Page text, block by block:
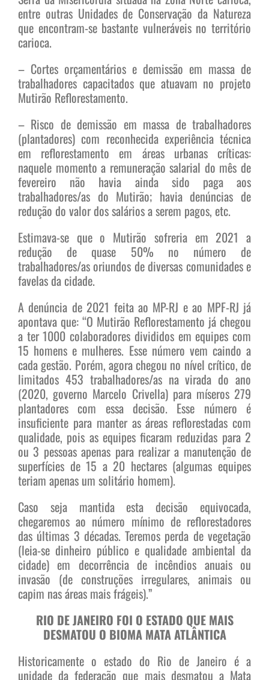
entre outras Unidades de Conservação da Natureza
que encontram-se bastante vulneráveis no território
carioca.
– Cortes orçamentários e demissão em massa de
trabalhadores capacitados que atuavam no projeto
Mutirão Reflorestamento.
– Risco de demissão em massa de trabalhadores
(plantadores) com reconhecida experiência técnica
em reflorestamento em áreas urbanas críticas:
naquele momento a remuneração salarial do mês de
fevereiro não havia ainda sido paga aos
trabalhadores/as do Mutirão; havia denúncias de
redução do valor dos salários a serem pagos, etc.
Estimava-se que o Mutirão sofreria em 2021 a
redução de quase 50% no número de
trabalhadores/as oriundos de diversas comunidades e
favelas da cidade.
A denúncia de 2021 feita ao MP-RJ e ao MPF-RJ já
apontava que: “O Mutirão Reflorestamento já chegou
a ter 1000 colaboradores divididos em equipes com
15 homens e mulheres. Esse número vem caindo a
cada gestão. Porém, agora chegou no nível crítico, de
limitados 453 trabalhadores/as na virada do ano
(2020, governo Marcelo Crivella) para míseros 279
plantadores com essa decisão. Esse número é
insuficiente para manter as áreas reflorestadas com
qualidade, pois as equipes ficaram reduzidas para 2
ou 3 pessoas apenas para realizar a manutenção de
superfícies de 15 a 20 hectares (algumas equipes
teriam apenas um solitário homem).
Caso seja mantida esta decisão equivocada,
chegaremos ao número mínimo de reflorestadores
das últimas 3 décadas. Teremos perda de vegetação
(leia-se dinheiro público e qualidade ambiental da
cidade) em decorrência de incêndios anuais ou
invasão (de construções irregulares, animais ou
capim nas áreas mais frágeis).”
RIO DE JANEIRO FOI O ESTADO QUE MAIS
DESMATOU O BIOMA MATA ATLÂNTICA
Historicamente o estado do Rio de Janeiro é a
unidade da federação que mais desmatou a Mata